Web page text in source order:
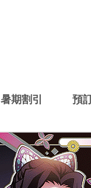
暑期割引 預